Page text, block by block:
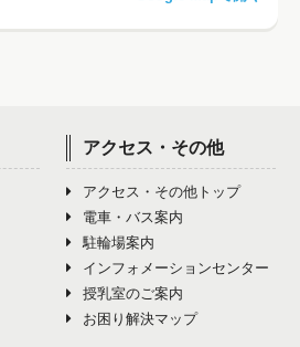
アクセス・その他
アクセス・その他トップ
電車・バス案内
駐輪場案内
インフォメーションセンター
授乳室のご案内
お困り解決マップ